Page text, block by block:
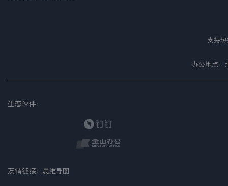
支持
办公地点
生态伙伴:
友情链接: 思维导图